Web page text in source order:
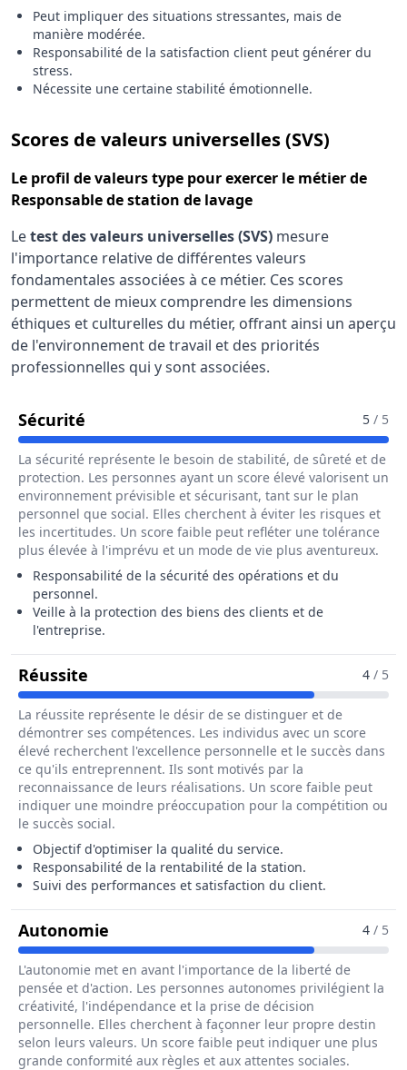
Peut impliquer des situations stressantes, mais de
manière modérée.
Responsabilité de la satisfaction client peut générer du
stress.
Nécessite une certaine stabilité émotionnelle.
Scores de valeurs universelles (SVS)
Le profil de valeurs type pour exercer le métier de
Responsable de station de lavage
Letest des valeurs universelles (SVS) mesure
l'importance relative de différentes valeurs
fondamentales associées à ce métier. Ces scores
permettent de mieux comprendre les dimensions
éthiques et culturelles du métier, offrant ainsi un aperçu
de l'environnement de travail et des priorités
professionnelles qui y sont associées.
Sécurité Pour Le Métier De Responsable De
5 / 5
La sécurité représente le besoin de stabilité, de sûreté et de
protection. Les personnes ayant un score élevé valorisent un
environnement prévisible et sécurisant, tant sur le plan
personnel que social. Elles cherchent à éviter les risques et
les incertitudes. Un score faible peut refléter une tolérance
plus élevée à l'imprévu et un mode de vie plus aventureux.
Responsabilité de la sécurité des opérations et du
personnel.
Veille à la protection des biens des clients et de
l'entreprise.
Réussite Pour Le Métier De Responsable De
4 / 5
La réussite représente le désir de se distinguer et de
démontrer ses compétences. Les individus avec un score
élevé recherchent l'excellence personnelle et le succès dans
ce qu'ils entreprennent. Ils sont motivés par la
reconnaissance de leurs réalisations. Un score faible peut
indiquer une moindre préoccupation pour la compétition ou
le succès social.
Objectif d'optimiser la qualité du service.
Responsabilité de la rentabilité de la station.
Suivi des performances et satisfaction du client.
Autonomie Pour Le Métier De Responsable De
4 / 5
L'autonomie met en avant l'importance de la liberté de
pensée et d'action. Les personnes autonomes privilégient la
créativité, l'indépendance et la prise de décision
personnelle. Elles cherchent à façonner leur propre destin
selon leurs valeurs. Un score faible peut indiquer une plus
grande conformité aux règles et aux attentes sociales.